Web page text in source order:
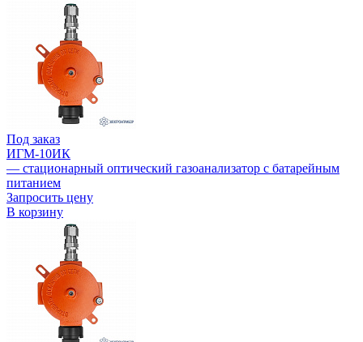
Под заказ
ИГМ-10ИК
— стационарный оптический газоанализатор с батарейным
питанием
Запросить цену
В корзину